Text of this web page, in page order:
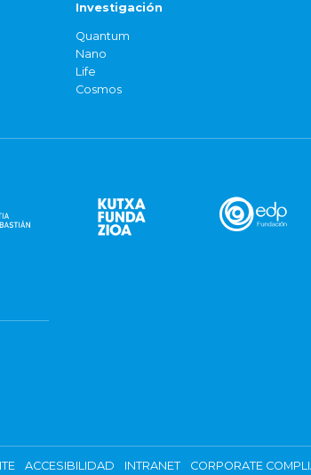
Investigación
Quantum
Nano
Life
Cosmos
ACCESIBILIDAD INTRANET CORPORATE